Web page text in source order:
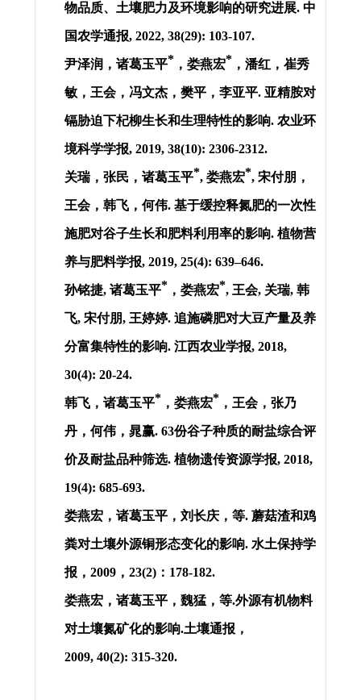
物品质、土壤肥力及环境影响的研究进展. 中
国农学通报, 2022, 38(29): 103-107.
尹泽润，诸葛玉平* ， 娄燕宏* ，潘红，崔秀
敏，王会，冯文杰，樊平，李亚平. 亚精胺对
镉胁迫下杞柳生长和生理特性的影响. 农业环
境科学学报, 2019, 38(10): 2306-2312.
关瑞，张民，诸葛玉平*, 娄燕宏*, 宋付朋，
王会，韩飞，何伟. 基于缓控释氮肥的一次性
施肥对谷子生长和肥料利用率的影响. 植物营
养与肥料学报, 2019, 25(4): 639–646.
孙铭捷, 诸葛玉平* ， 娄燕宏*, 王会, 关瑞, 韩
飞, 宋付朋, 王婷婷. 追施磷肥对大豆产量及养
分富集特性的影响. 江西农业学报, 2018,
30(4): 20-24.
韩飞，诸葛玉平* ， 娄燕宏* ，王会，张乃
丹，何伟，晁赢. 63份谷子种质的耐盐综合评
价及耐盐品种筛选. 植物遗传资源学报, 2018,
19(4): 685-693.
娄燕宏，诸葛玉平，刘长庆，等. 蘑菇渣和鸡
粪对土壤外源铜形态变化的影响. 水土保持学
报， 2009， 23(2)： 178-182.
娄燕宏，诸葛玉平，魏猛，等.外源有机物料
对土壤氮矿化的影响.土壤通报，
2009, 40(2): 315-320.